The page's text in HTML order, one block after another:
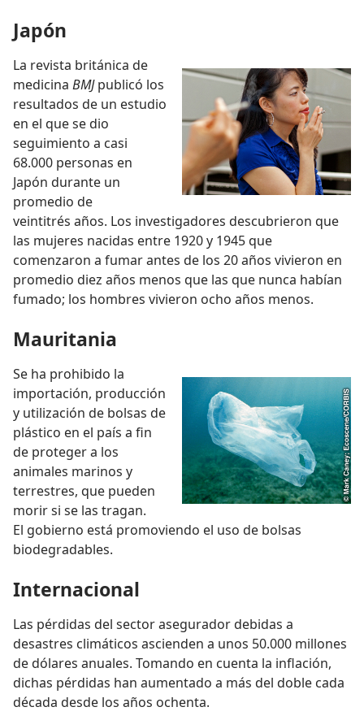
Japón
La revista británica de
medicina BMJpublicó los
resultados de un estudio
en el que se dio
seguimiento a casi
68.000 personas en
Japón durante un
promedio de
veintitrés años. Los investigadores descubrieron que
las mujeres nacidas entre 1920 y 1945 que
comenzaron a fumar antes de los 20 años vivieron en
promedio diez años menos que las que nunca habían
fumado; los hombres vivieron ocho años menos.
Mauritania
Se ha prohibido la
importación, producción
y utilización de bolsas de
plástico en el país a fin
de proteger a los
animales marinos y
terrestres, que pueden
morir si se las tragan.
El gobierno está promoviendo el uso de bolsas
biodegradables.
Internacional
Las pérdidas del sector asegurador debidas a
desastres climáticos ascienden a unos 50.000 millones
de dólares anuales. Tomando en cuenta la inflación,
dichas pérdidas han aumentado a más del doble cada
década desde los años ochenta.